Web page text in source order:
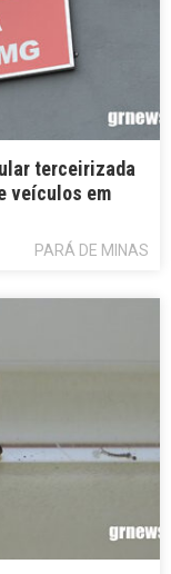
terceirizada
veículos em
PARÁ DE MINAS